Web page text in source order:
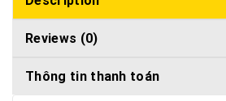
Reviews (0)
Thông tin thanh toán